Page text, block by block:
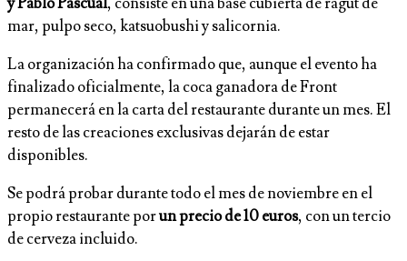
y Pablo Pascual, consiste en una base cubierta de ragut de
mar, pulpo seco, katsuobushi y salicornia.
La organización ha confirmado que, aunque el evento ha
finalizado oficialmente, la coca ganadora de Front
permanecerá en la carta del restaurante durante un mes. El
resto de las creaciones exclusivas dejarán de estar
disponibles.
Se podrá probar durante todo el mes de noviembre en el
propio restaurante porun precio de 10 euros, con un tercio
de cerveza incluido.